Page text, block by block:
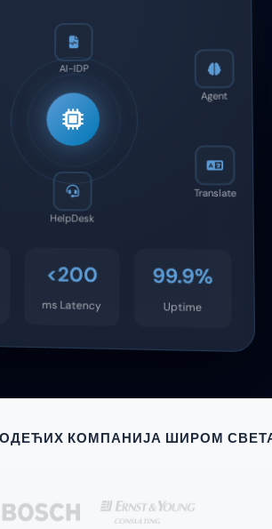
AI-IDP
Agent
Translate
HelpDesk
<200
ms Latency
99.9%
Uptime
КОМПАНИЈА ШИРОМ